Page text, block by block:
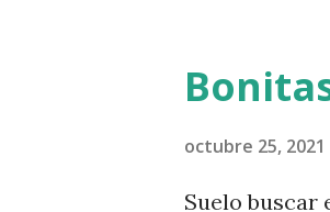
sin ella. Qué
octubre 25, 2021
Suelo buscar